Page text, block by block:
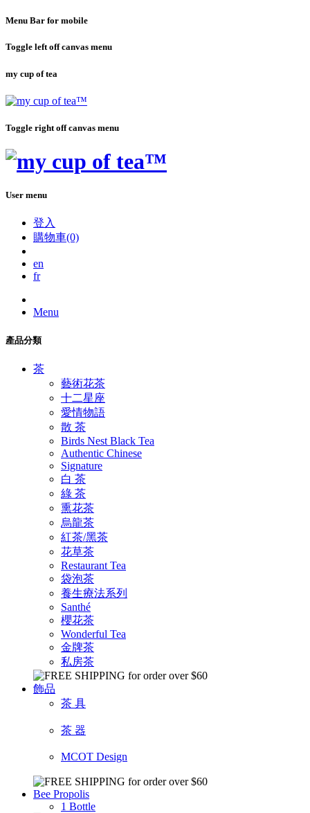
Menu Bar for mobile
Toggle left off canvas menu
my cup of tea
Toggle right off canvas menu
User menu
登入
購物車(0)
en
fr
Menu
產品分類
茶
藝術花茶
十二星座
愛情物語
散 茶
Birds Nest Black Tea
Authentic Chinese
Signature
白 茶
綠 茶
熏花茶
烏龍茶
紅茶/黑茶
花草茶
Restaurant Tea
袋泡茶
養生療法系列
Santhé
櫻花茶
Wonderful Tea
金牌茶
私房茶
飾品
茶 具
茶 器
MCOT Design
Bee Propolis
1 Bottle